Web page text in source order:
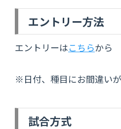
エントリー方法
エントリーはこちらから
※日付、種目にお間違い
試合方式